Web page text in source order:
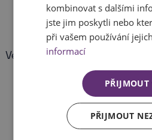
Velké skladové zásoby
kombinovat s dalšími
jste jim poskytli nebo
při vašem používání
informací
PŘIJMOUT
PŘIJMOUT